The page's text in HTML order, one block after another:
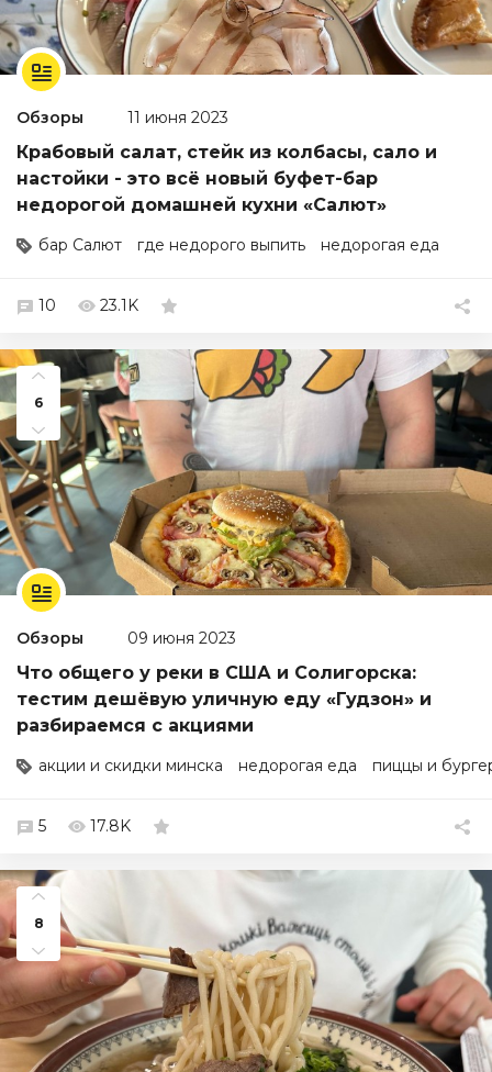
Обзоры 11 июня 2023
Крабовый салат, стейк из колбасы, сало и
настойки - это всё новый буфет-бар
недорогой домашней кухни «Салют»
бар Салют где недорого выпить недорогая еда
10 23.1K
6
Обзоры 09 июня 2023
Что общего у реки в США и Солигорска:
тестим дешёвую уличную еду «Гудзон» и
разбираемся с акциями
акции и скидки минска недорогая еда пиццы и
5 17.8K
8